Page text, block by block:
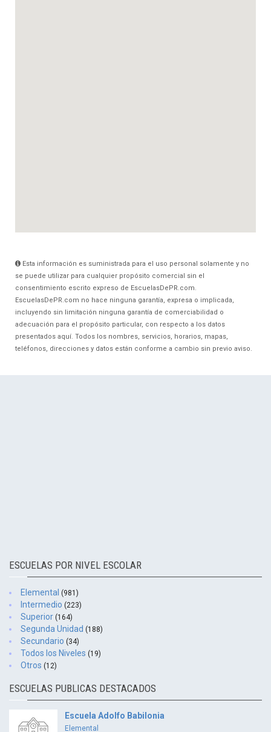
Esta información es suministrada para el uso personal solamente y no
se puede utilizar para cualquier propósito comercial sin el
consentimiento escrito expreso de EscuelasDePR.com.
EscuelasDePR.com no hace ninguna garantía, expresa o implicada,
incluyendo sin limitación ninguna garantía de comerciabilidad o
adecuación para el propósito particular, con respecto a los datos
presentados aquí. Todos los nombres, servicios, horarios, mapas,
teléfonos, direcciones y datos están conforme a cambio sin previo aviso.
ESCUELAS POR NIVEL ESCOLAR
Elemental (981)
Intermedio (223)
Superior (164)
Segunda Unidad (188)
Secundario (34)
Todos los Niveles (19)
Otros (12)
ESCUELAS PUBLICAS DESTACADOS
Escuela Adolfo Babilonia
Elemental